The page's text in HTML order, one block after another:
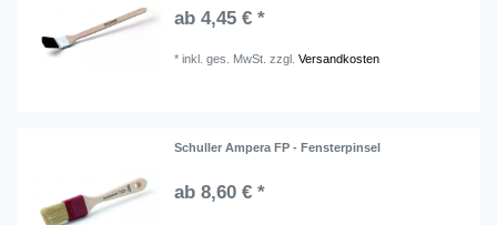
ab 4,45 € *
*inkl. ges. MwSt. zzgl.Versandkosten
Schuller Ampera FP - Fensterpinsel
ab 8,60 € *